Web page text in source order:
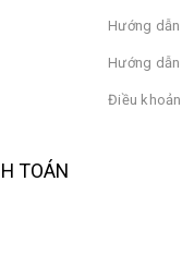
Hướng
Hướng
Điều
TOÁN